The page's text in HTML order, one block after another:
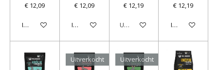
€ 12,09
In winkelwagen
€ 12,09
In winkelwagen
€ 12,19
Uitverkocht
€ 12,19
In winkelwagen
Uitverkocht Uitverkocht